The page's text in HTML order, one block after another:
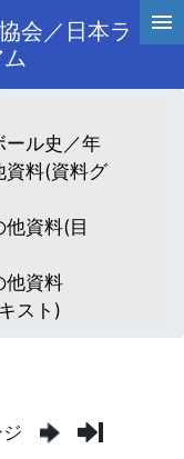
会／日本ラ
ール史／年
資料(資料グ
資料(目
他資料
スト)